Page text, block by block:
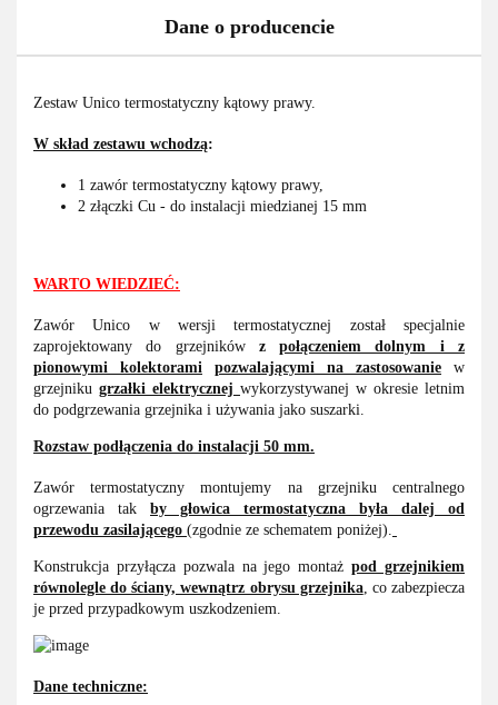
Dane o producencie
Zestaw Unico termostatyczny kątowy prawy.
W skład zestawu wchodzą:
1 zawór termostatyczny kątowy prawy,
2 złączki Cu - do instalacji miedzianej 15 mm
WARTO WIEDZIEĆ:
Zawór Unico w wersji termostatycznej został specjalnie
zaprojektowany do grzejników zpołączeniem dolnym i z
pionowymi kolektorami
pozwalającymi na zastosowanie w
grzejniku grzałki elektrycznej wykorzystywanej w okresie letnim
do podgrzewania grzejnika i używania jako suszarki.
Rozstaw podłączenia do instalacji 50 mm.
Zawór termostatyczny montujemy na grzejniku centralnego
ogrzewania tak by głowica termostatyczna była dalej od
przewodu zasilającego (zgodnie ze schematem poniżej).
Konstrukcja przyłącza pozwala na jego montażpod grzejnikiem
równolegle do ściany, wewnątrz obrysu grzejnika, co zabezpiecza
je przed przypadkowym uszkodzeniem.
Dane techniczne: